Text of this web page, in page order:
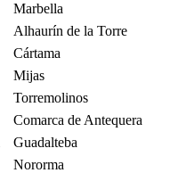
Marbella
Alhaurín de la Torre
Cártama
Mijas
Torremolinos
Comarca de Antequera
Guadalteba
Nororma